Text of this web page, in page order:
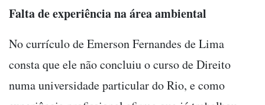
Falta de experiência na área ambiental
No currículo de Emerson Fernandes de Lima
consta que ele não concluiu o curso de Direito
numa universidade particular do Rio, e como